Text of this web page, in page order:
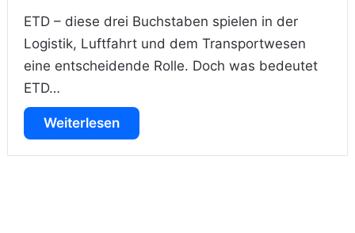
ETD – diese drei Buchstaben spielen in der
Logistik, Luftfahrt und dem Transportwesen
eine entscheidende Rolle. Doch was bedeutet
ETD…
Weiterlesen